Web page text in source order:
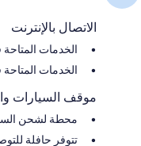
الاتصال بالإنترنت
الخدمات
الخدمات
موقف السيارات
محطة لشحن